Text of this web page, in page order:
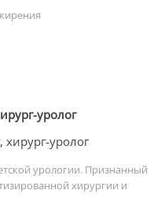
уролог
урологии. Признанный
хирургии и